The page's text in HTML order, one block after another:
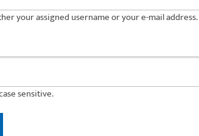
your assigned username or your e-mail address.
sensitive.